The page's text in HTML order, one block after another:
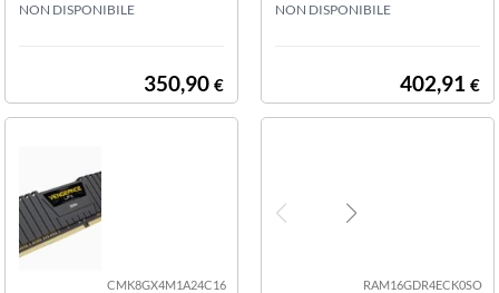
NON DISPONIBILE
350,90 €
NON DISPONIBILE
402,91 €
CMK8GX4M1A24C16 RAM16GDR4ECK0SO